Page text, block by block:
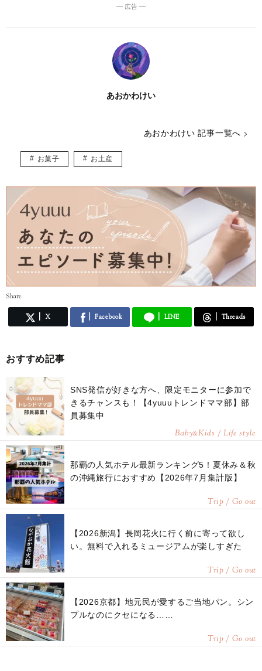
― 広告 ―
あおかわけい
あおかわけい 記事一覧へ
お菓子 お土産
Share
X Facebook LINE Threads
おすすめ記事
SNS発信が好きな方へ、限定モニターに参加で
きるチャンスも！【4yuuuトレンドママ部】部
員募集中
Baby&Kids / Life style
那覇の人気ホテル最新ランキング5！夏休み＆秋
の沖縄旅行におすすめ【2026年7月集計版】
Trip / Go out
【2026新潟】長岡花火に行く前に寄って欲し
い。無料で入れるミュージアムが楽しすぎた
Trip / Go out
【2026京都】地元民が愛するご当地パン。シン
プルなのにクセになる……
Trip / Go out